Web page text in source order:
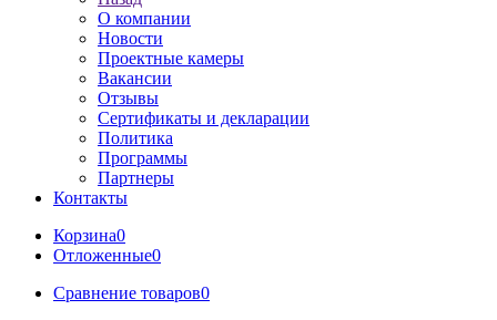
О компании
Новости
Проектные камеры
Вакансии
Отзывы
Сертификаты и декларации
Политика
Программы
Партнеры
Контакты
Корзина0
Отложенные0
Сравнение товаров0